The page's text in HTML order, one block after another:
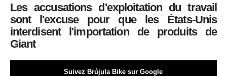
Les accusations d'exploitation du travail
sont l'excuse pour que les États-Unis
interdisent l'importation de produits de
Giant
Suivez Brújula Bike sur Google